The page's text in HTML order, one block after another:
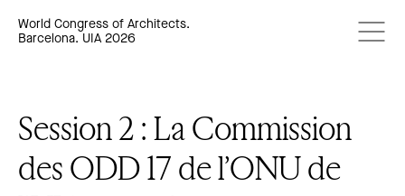
World Congress of Architects.
Barcelona. UIA 2026
Session 2 : La Commission
des ODD 17 de l’ONU de